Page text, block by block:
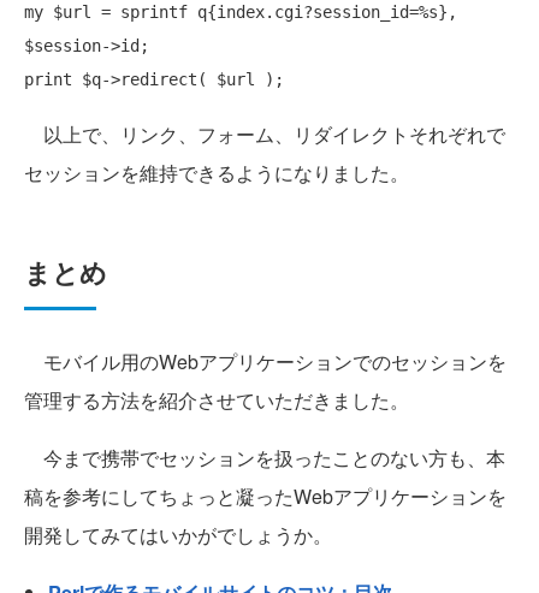
my $url = sprintf q{index.cgi?session_id=%s},
print
以上で、リンク、フォーム、リダイレクトそれぞれで
セッションを維持できるようになりました。
まとめ
モバイル用のWebアプリケーションでのセッションを
管理する方法を紹介させていただきました。
今まで携帯でセッションを扱ったことのない方も、本
稿を参考にしてちょっと凝ったWebアプリケーションを
開発してみてはいかがでしょうか。